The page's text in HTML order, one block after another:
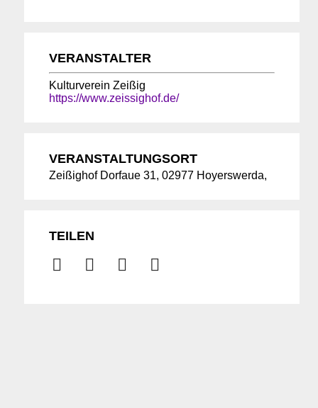
VERANSTALTER
Kulturverein Zeißig
https://www.zeissighof.de/
VERANSTALTUNGSORT
Zeißighof Dorfaue 31, 02977 Hoyerswerda,
TEILEN